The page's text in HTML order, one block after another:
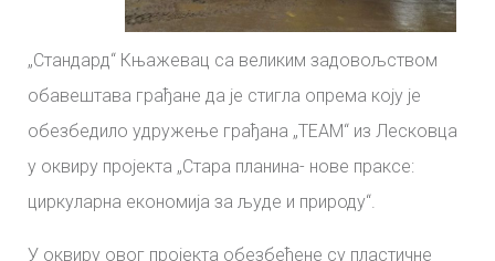
„Стандард“ Књажевац са великим задовољством
обавештава грађане да је стигла опрема коју је
обезбедило удружење грађана „ТЕАМ“ из Лесковца
у оквиру пројекта „Стара планина- нове праксе:
циркуларна економија за људе и природу“.
У оквиру овог пројекта обезбеђене су пластичне